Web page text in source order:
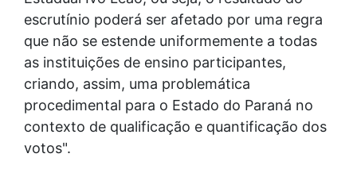
escrutínio poderá ser afetado por uma regra
que não se estende uniformemente a todas
as instituições de ensino participantes,
criando, assim, uma problemática
procedimental para o Estado do Paraná no
contexto de qualificação e quantificação dos
votos".